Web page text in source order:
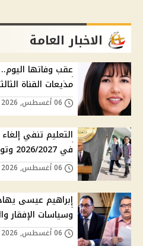
الاخبار العامة
عقب وفاتها
مذيعات القناة
التعليم تنفي
في 2026/2027 وتوضح نظام الحضور
إبراهيم عيسى
وسياسات الإفقار